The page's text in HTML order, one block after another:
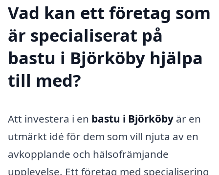
Vad kan ett företag som
är specialiserat på
bastu i Björköby hjälpa
till med?
Att investera i en bastu i Björköby är en
utmärkt idé för dem som vill njuta av en
avkopplande och hälsofrämjande
upplevelse. Ett företag med specialisering